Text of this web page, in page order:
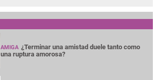
AMIGA ¿Terminar una amistad duele tanto como
una ruptura amorosa?